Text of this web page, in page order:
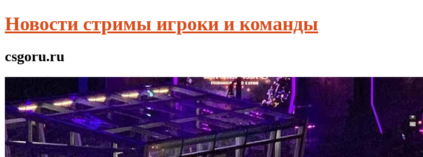
Новости стримы игроки и команды
csgoru.ru